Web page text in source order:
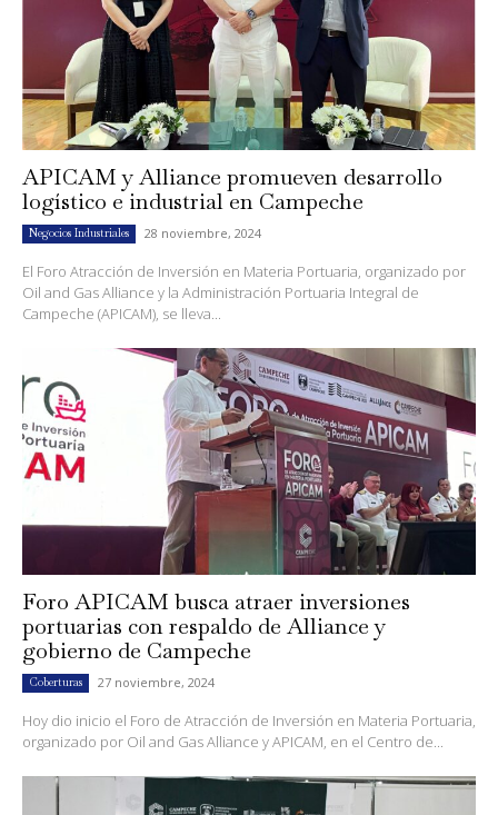
APICAM y Alliance promueven desarrollo
logístico e industrial en Campeche
Negocios Industriales 28 noviembre, 2024
El Foro Atracción de Inversión en Materia Portuaria, organizado por
Oil and Gas Alliance y la Administración Portuaria Integral de
Campeche (APICAM), se lleva...
Foro APICAM busca atraer inversiones
portuarias con respaldo de Alliance y
gobierno de Campeche
Coberturas 27 noviembre, 2024
Hoy dio inicio el Foro de Atracción de Inversión en Materia Portuaria,
organizado por Oil and Gas Alliance y APICAM, en el Centro de...